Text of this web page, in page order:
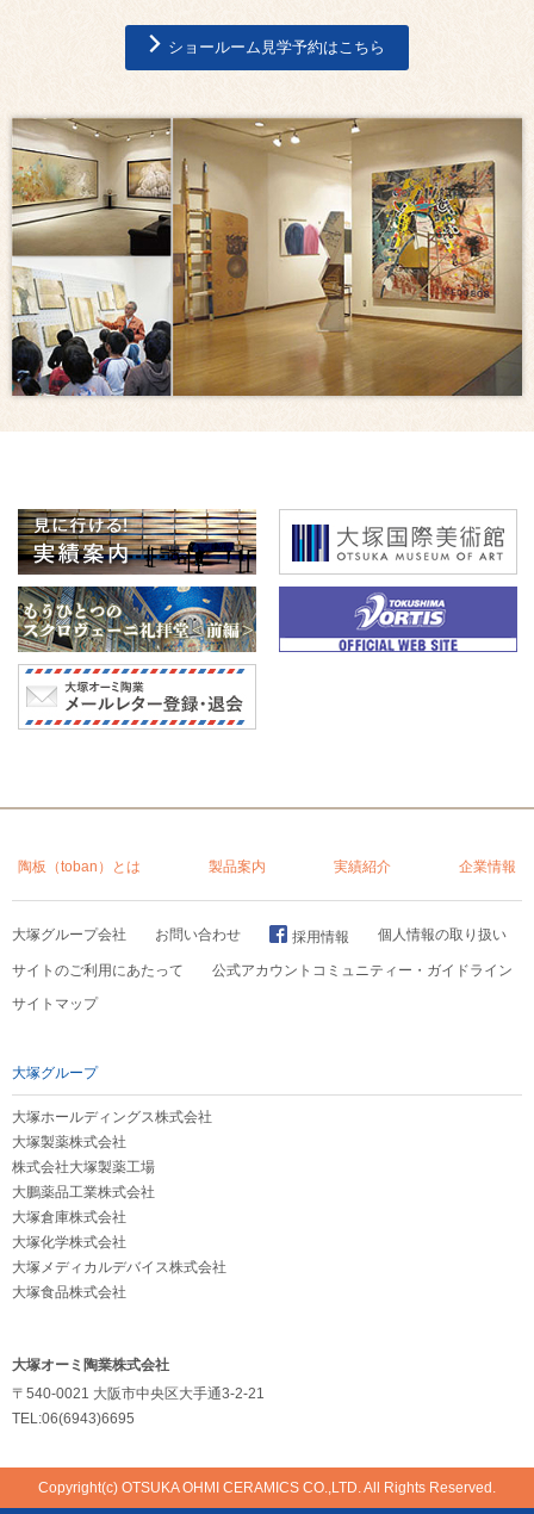
ショールーム見学予約はこちら
陶板（toban）とは 製品案内 実績紹介 企業情報
大塚グループ会社 お問い合わせ 採用情報 個人情報の取り扱い
サイトのご利用にあたって
公式アカウントコミュニティー・ガイドライン
サイトマップ
大塚グループ
大塚ホールディングス株式会社
大塚製薬株式会社
株式会社大塚製薬工場
大鵬薬品工業株式会社
大塚倉庫株式会社
大塚化学株式会社
大塚メディカルデバイス株式会社
大塚食品株式会社
大塚オーミ陶業株式会社
〒540-0021 大阪市中央区大手通3-2-21
TEL:06(6943)6695
Copyright(c) OTSUKA OHMI CERAMICS CO.,LTD. All Rights Reserved.